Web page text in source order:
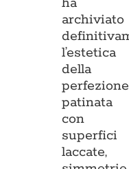
archiviato
l’estetica
della
perfezione
patinata
con
superfici
laccate,